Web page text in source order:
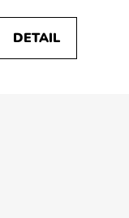
DETAIL